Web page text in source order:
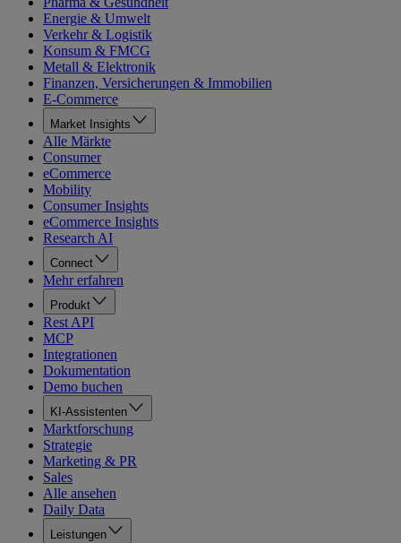
Energie & Umwelt
Verkehr & Logistik
Konsum & FMCG
Metall & Elektronik
Finanzen, Versicherungen & Immobilien
E-Commerce
Market Insights
Alle Märkte
Consumer
eCommerce
Mobility
Consumer Insights
eCommerce Insights
Research AI
Connect
Mehr erfahren
Produkt
Rest API
MCP
Integrationen
Dokumentation
Demo buchen
KI-Assistenten
Marktforschung
Strategie
Marketing & PR
Sales
Alle ansehen
Daily Data
Leistungen